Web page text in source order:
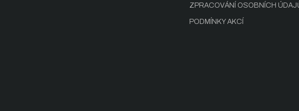
s
ZPRACOVÁNÍ OSOBNÍCH
PODMÍNKY AKCÍ